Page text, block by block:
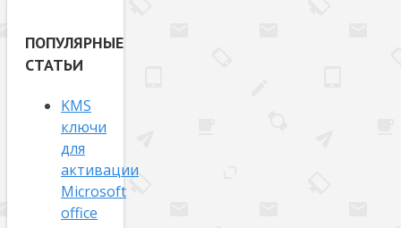
ПОПУЛЯРНЫЕ
СТАТЬИ
KMS
ключи
для
активации
Microsoft
office